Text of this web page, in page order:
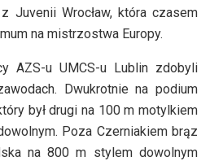
Juvenii Wrocław, która czasem
na mistrzostwa Europy.
AZS-u UMCS-u Lublin zdobyli
Dwukrotnie na podium
był drugi na 100 m motylkiem
Poza Czerniakiem brąz
na 800 m stylem dowolnym